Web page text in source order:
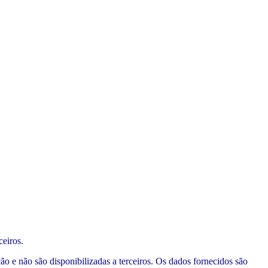
e não são disponibilizadas a terceiros. Os dados fornecidos são